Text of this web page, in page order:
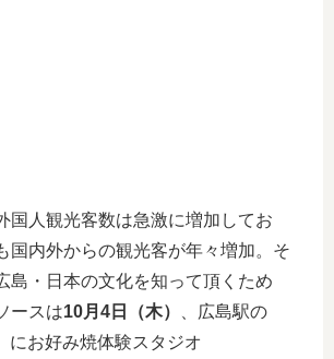
国人観光客数は急激に増加してお
国内外からの観光客が年々増加。そ
島・日本の文化を知って頂くため
ースは10月4日（木）
、広島駅の
にお好み焼体験スタジオ